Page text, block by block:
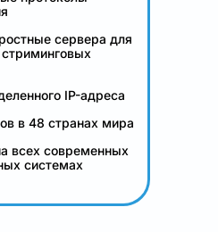
сервера для
IP-адреса
в 48 странах мира
всех современных
системах